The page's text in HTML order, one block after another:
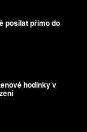
posílat přímo do
hodinky v